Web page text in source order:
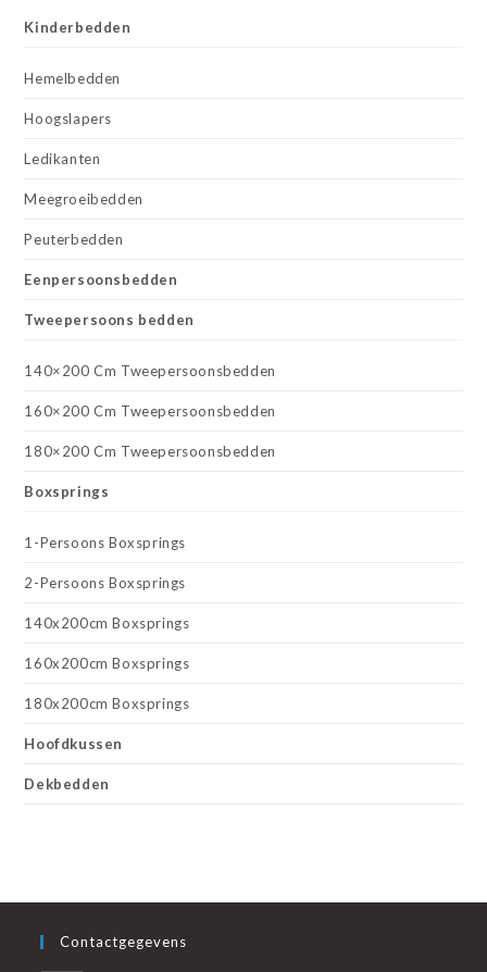
Kinderbedden
Hemelbedden
Hoogslapers
Ledikanten
Meegroeibedden
Peuterbedden
Eenpersoonsbedden
Tweepersoons bedden
140×200 Cm Tweepersoonsbedden
160×200 Cm Tweepersoonsbedden
180×200 Cm Tweepersoonsbedden
Boxsprings
1-Persoons Boxsprings
2-Persoons Boxsprings
140x200cm Boxsprings
160x200cm Boxsprings
180x200cm Boxsprings
Hoofdkussen
Dekbedden
Contactgegevens